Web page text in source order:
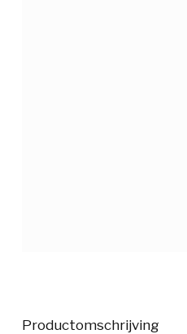
Productomschrijving